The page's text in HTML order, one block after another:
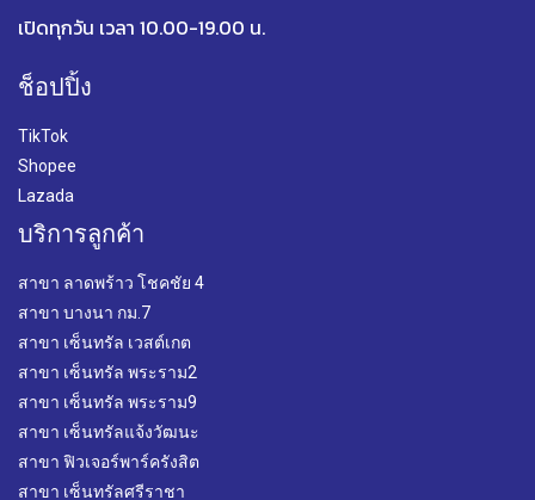
เปิดทุกวัน เวลา 10.00-19.00 น.
ช็อปปิ้ง
TikTok
Shopee
Lazada
บริการลูกค้า
สาขา ลาดพร้าว โชคชัย 4
สาขา บางนา กม.7
สาขา เซ็นทรัล เวสต์เกต
สาขา เซ็นทรัล พระราม2
สาขา เซ็นทรัล พระราม9
สาขา เซ็นทรัลแจ้งวัฒนะ
สาขา ฟิวเจอร์พาร์ครังสิต
สาขา เซ็นทรัลศรีราชา